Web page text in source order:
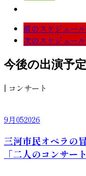
前のスケジュール
次のスケジュール
今後の出演予定
| コンサート
9月052026
三河市民オペラの
「二人のコンサート